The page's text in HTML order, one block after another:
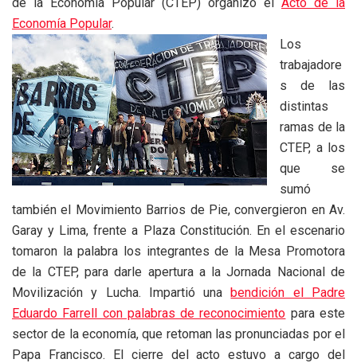
Economía Popular.
Los
trabajadore
s de las
distintas
ramas de la
CTEP, a los
que se
sumó
también el Movimiento Barrios de Pie, convergieron en Av.
Garay y Lima, frente a Plaza Constitución. En el escenario
tomaron la palabra los integrantes de la Mesa Promotora
de la CTEP, para darle apertura a la Jornada Nacional de
Movilización y Lucha. Impartió unabendición el Padre
Eduardo Farrell con palabras de reconocimiento para este
sector de la economía, que retoman las pronunciadas por el
Papa Francisco. El cierre del acto estuvo a cargo del